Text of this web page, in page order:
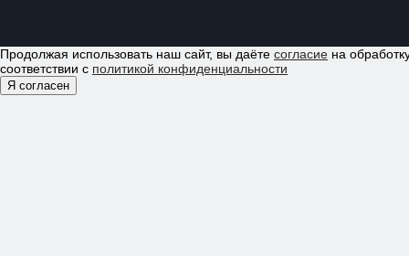
Продолжая использовать наш сайт, вы даёте согласие на
соответствии с политикой конфиденциальности
Я согласен